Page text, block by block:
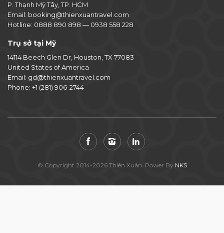
P. Thạnh Mỹ Tây, TP. HCM
Email: booking@thienxuantravel.com
Hotline: 0888 890 898 — 0938 558 228
Trụ sở tại Mỹ
14114 Beech Glen Dr, Houston, TX 77083
United States of America
Email: gd@thienxuantravel.com
Phone: +1 (281) 906-2744
© Copyright 2014-2026 Thiên Xuân. Power By NKS